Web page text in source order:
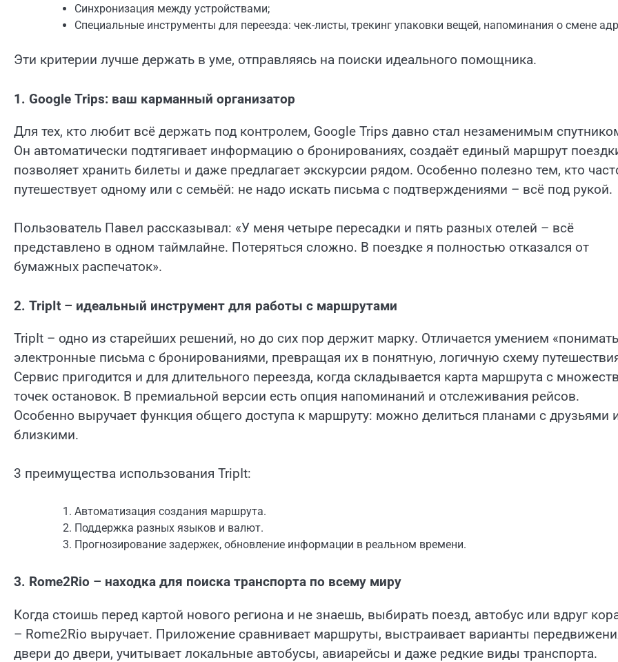
Синхронизация между устройствами;
Специальные инструменты для переезда: чек-листы, трекинг упаковки вещей, напоминания о смене
Эти критерии лучше держать в уме, отправляясь на поиски идеального помощника.
1. Google Trips: ваш карманный организатор
Для тех, кто любит всё держать под контролем, Google Trips давно стал незаменимым
Он автоматически подтягивает информацию о бронированиях, создаёт единый маршрут
позволяет хранить билеты и даже предлагает экскурсии рядом. Особенно полезно тем, кто
путешествует одному или с семьёй: не надо искать письма с подтверждениями – всё под рукой.
Пользователь Павел рассказывал: «У меня четыре пересадки и пять разных отелей – всё
представлено в одном таймлайне. Потеряться сложно. В поездке я полностью отказался от
бумажных распечаток».
2. TripIt – идеальный инструмент для работы с маршрутами
TripIt – одно из старейших решений, но до сих пор держит марку. Отличается умением
электронные письма с бронированиями, превращая их в понятную, логичную схему
Сервис пригодится и для длительного переезда, когда складывается карта маршрута с
точек остановок. В премиальной версии есть опция напоминаний и отслеживания рейсов.
Особенно выручает функция общего доступа к маршруту: можно делиться планами с друзьями
близкими.
3 преимущества использования TripIt:
Автоматизация создания маршрута.
Поддержка разных языков и валют.
Прогнозирование задержек, обновление информации в реальном времени.
3. Rome2Rio – находка для поиска транспорта по всему миру
Когда стоишь перед картой нового региона и не знаешь, выбирать поезд, автобус или вдруг
– Rome2Rio выручает. Приложение сравнивает маршруты, выстраивает варианты
двери до двери, учитывает локальные автобусы, авиарейсы и даже редкие виды транспорта.